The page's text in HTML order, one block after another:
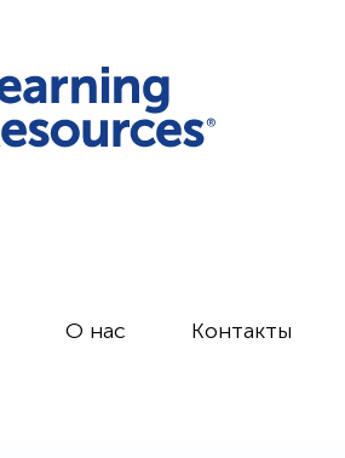
О нас Контакты